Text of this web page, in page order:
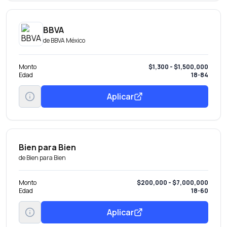
BBVA
deBBVA México
Monto
$1,300 - $1,500,000
Edad
18-84
Aplicar
Bien para Bien
deBien para Bien
Monto
$200,000 - $7,000,000
Edad
18-60
Aplicar